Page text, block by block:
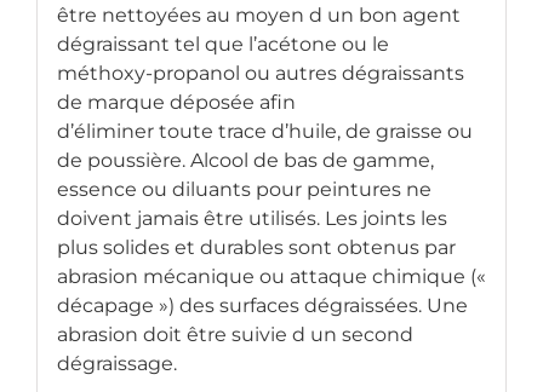
être nettoyées au moyen d un bon agent
dégraissant tel que l’acétone ou le
méthoxy-propanol ou autres dégraissants
de marque déposée afin
d’éliminer toute trace d’huile, de graisse ou
de poussière. Alcool de bas de gamme,
essence ou diluants pour peintures ne
doivent jamais être utilisés. Les joints les
plus solides et durables sont obtenus par
abrasion mécanique ou attaque chimique («
décapage ») des surfaces dégraissées. Une
abrasion doit être suivie d un second
dégraissage.